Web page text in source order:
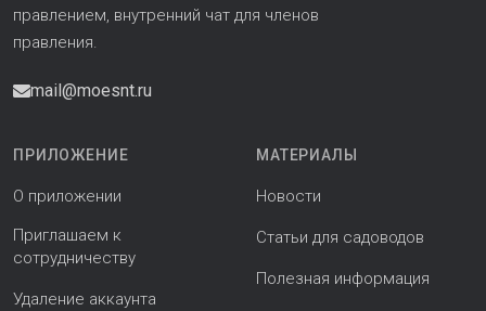
правлением, внутренний чат для членов
правления.
mail@moesnt.ru
ПРИЛОЖЕНИЕ
О приложении
Приглашаем к
сотрудничеству
Удаление аккаунта
МАТЕРИАЛЫ
Новости
Статьи для садоводов
Полезная информация